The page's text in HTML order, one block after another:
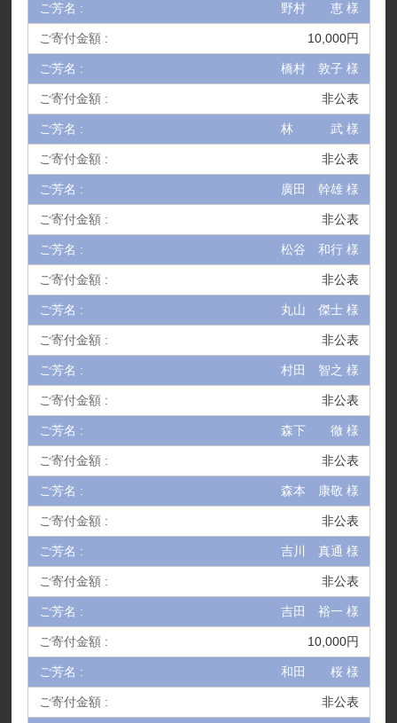
野村 恵 様
10,000円
橋村 敦子 様
非公表
林 武 様
非公表
廣田 幹雄 様
非公表
松谷 和行 様
非公表
丸山 傑士 様
非公表
村田 智之 様
非公表
森下 徹 様
非公表
森本 康敬 様
非公表
吉川 真通 様
非公表
吉田 裕一 様
10,000円
和田 桜 様
非公表